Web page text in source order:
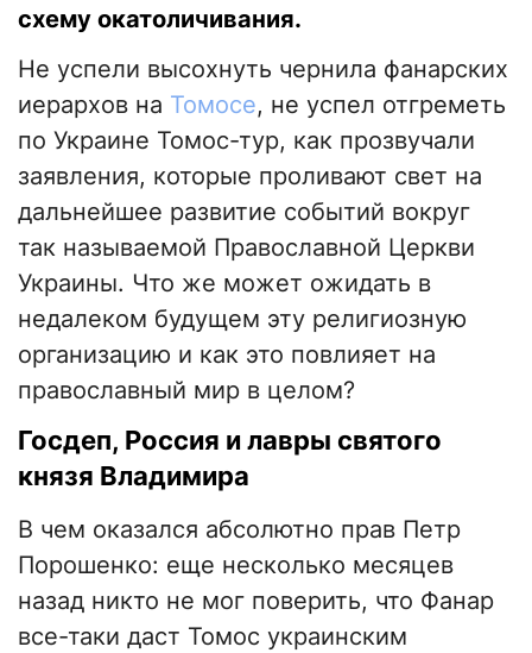
схему окатоличивания.
Не успели высохнуть чернила фанарских
иерархов на Томосе, не успел отгреметь
по Украине Томос-тур, как прозвучали
заявления, которые проливают свет на
дальнейшее развитие событий вокруг
так называемой Православной Церкви
Украины. Что же может ожидать в
недалеком будущем эту религиозную
организацию и как это повлияет на
православный мир в целом?
Госдеп, Россия и лавры святого
князя Владимира
В чем оказался абсолютно прав Петр
Порошенко: еще несколько месяцев
назад никто не мог поверить, что Фанар
все-таки даст Томос украинским